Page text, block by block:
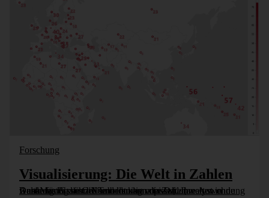
Forschung
Visualisierung: Die Welt in Zahlen
Dank der Bissantz'Numbers kann der Datenanalyst in DeltaMaster die Größenordnung von Zahlenwerten ohne Anstrengung schnell und intuitiv erfassen. Ihre Anwendung wurde für Grafische Tabellen konzipiert [...]